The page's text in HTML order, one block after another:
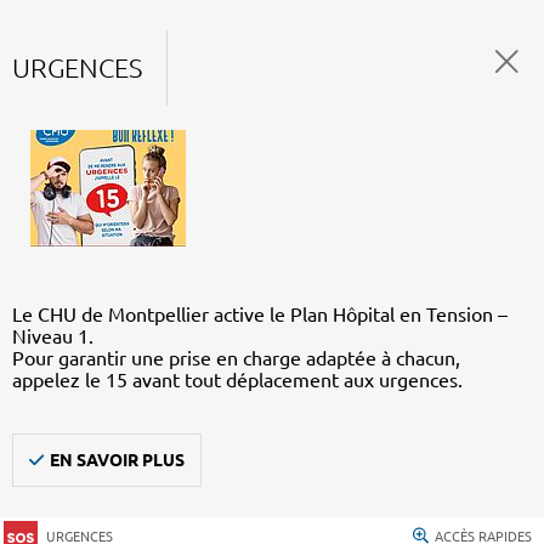
URGENCES
Le CHU de Montpellier active le Plan Hôpital en Tension –
Niveau 1.
Pour garantir une prise en charge adaptée à chacun,
appelez le 15 avant tout déplacement aux urgences.
EN SAVOIR PLUS
URGENCES ACCÈS RAPIDES